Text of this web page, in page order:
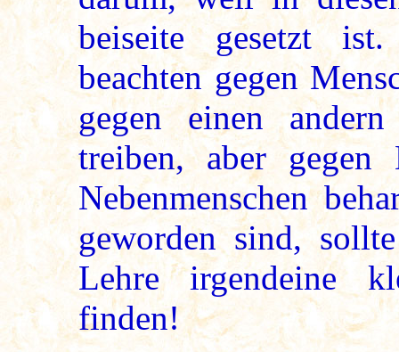
beiseite gesetzt
beachten gegen
gegen einen
treiben, aber gegen
Nebenmenschen
geworden sind,
Lehre irgendeine
finden!